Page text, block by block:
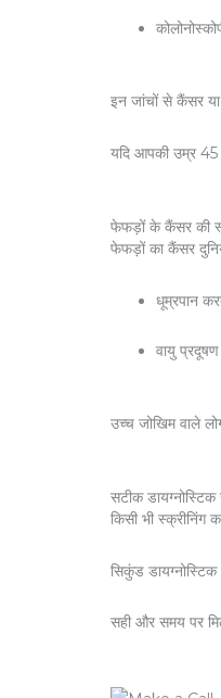
इन जांचों से कैंसर
यदि आपकी उम्र 45
फेफड़ों के कैंसर की
फेफड़ों का कैंसर
धूम्रपान
वायु
उच्च जोखिम वाले
सटीक
किसी भी स्क्रीनिंग
सिकुंड
सही और समय पर